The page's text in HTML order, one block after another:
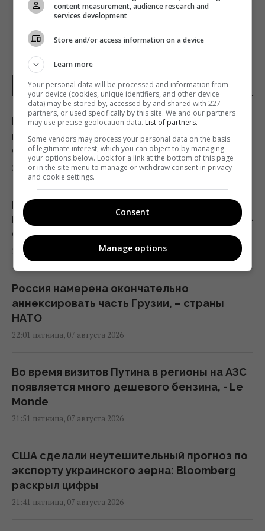
НОВОСТИ МИРА
Бывшему главе МИД Венгрии может
грозить до трёх лет лишения свободы, –
СМИ
23:17 пятница, 07 августа 2026
Над ремонтной базой систем Patriot в
Германии летали подозрительные дроны, -
СМИ
22:33 пятница, 07 августа 2026
Россия намерена окончательно
аннексировать часть Грузии, – страны
НАТО
22:01 пятница, 07 августа 2026
Во время визитов Путина в регионы на АЗС
появляется много дешевого бензина, - Le
Monde
21:51 пятница, 07 августа 2026
США сделали неутешительный прогноз по
экспорту украинского зерна: Bloomberg
раскрыл цифры
21:41 пятница, 07 августа 2026
content measurement, audience research and
services development
Store and/or access information on a device
Learn more
Your personal data will be processed and information from
your device (cookies, unique identifiers, and other device
data) may be stored by, accessed by and shared with 227
partners, or used specifically by this site. We and our partners
may use precise geolocation data. List of partners.
Some vendors may process your personal data on the basis
of legitimate interest, which you can object to by managing
your options below. Look for a link at the bottom of this page
or in the site menu to manage or withdraw consent in privacy
and cookie settings.
Consent
Manage options